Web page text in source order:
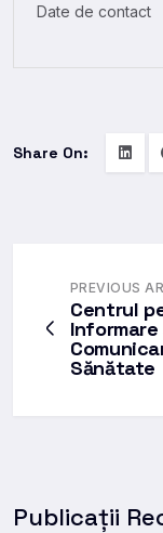
Date de contact
Share On:
PREVIOUS
Centrul
Informare
Sănătate
Publicații